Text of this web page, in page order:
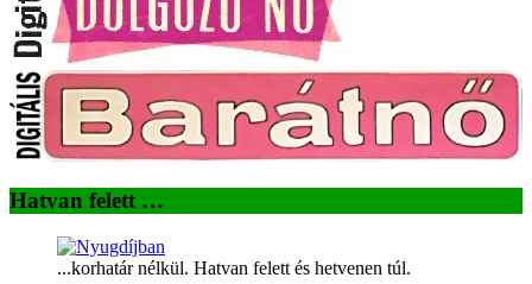
Hatvan felett …
...korhatár nélkül. Hatvan felett és hetvenen túl.